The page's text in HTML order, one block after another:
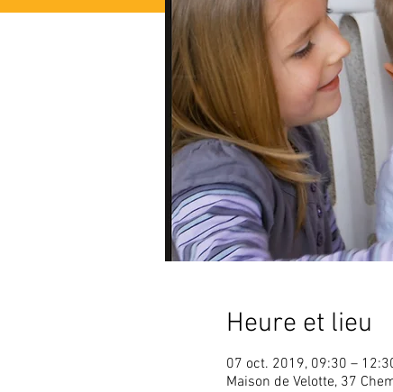
Heure et lieu
07 oct. 2019, 09:30 –
Maison de Velotte, 37